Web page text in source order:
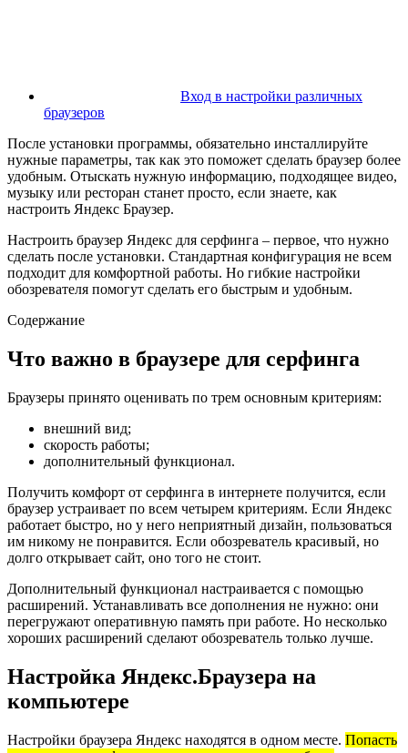
Вход в настройки различных
браузеров
После установки программы, обязательно инсталлируйте
нужные параметры, так как это поможет сделать браузер более
удобным. Отыскать нужную информацию, подходящее видео,
музыку или ресторан станет просто, если знаете, как
настроить Яндекс Браузер.
Настроить браузер Яндекс для серфинга – первое, что нужно
сделать после установки. Стандартная конфигурация не всем
подходит для комфортной работы. Но гибкие настройки
обозревателя помогут сделать его быстрым и удобным.
Содержание
Что важно в браузере для серфинга
Браузеры принято оценивать по трем основным критериям:
внешний вид;
скорость работы;
дополнительный функционал.
Получить комфорт от серфинга в интернете получится, если
браузер устраивает по всем четырем критериям. Если Яндекс
работает быстро, но у него неприятный дизайн, пользоваться
им никому не понравится. Если обозреватель красивый, но
долго открывает сайт, оно того не стоит.
Дополнительный функционал настраивается с помощью
расширений. Устанавливать все дополнения не нужно: они
перегружают оперативную память при работе. Но несколько
хороших расширений сделают обозреватель только лучше.
Настройка Яндекс.Браузера на
компьютере
Настройки браузера Яндекс находятся в одном месте. Попасть